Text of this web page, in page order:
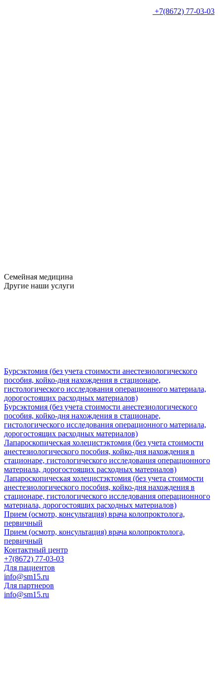
+7(8672) 77-03-03
Семейная медицина
Другие наши услуги
Бурсэктомия (без учета стоимости анестезиологического
пособия, койко-дня нахождения в стационаре,
гистологического исследования операционного материала,
дорогостоящих расходных материалов)
Бурсэктомия (без учета стоимости анестезиологического
пособия, койко-дня нахождения в стационаре,
гистологического исследования операционного материала,
дорогостоящих расходных материалов)
Лапароскопическая холецистэктомия (без учета стоимости
анестезиологического пособия, койко-дня нахождения в
стационаре, гистологического исследования операционного
материала, дорогостоящих расходных материалов)
Лапароскопическая холецистэктомия (без учета стоимости
анестезиологического пособия, койко-дня нахождения в
стационаре, гистологического исследования операционного
материала, дорогостоящих расходных материалов)
Прием (осмотр, консультация) врача колопроктолога,
первичный
Прием (осмотр, консультация) врача колопроктолога,
первичный
Контактный центр
+7(8672) 77-03-03
Для пациентов
info@sm15.ru
Для партнеров
info@sm15.ru